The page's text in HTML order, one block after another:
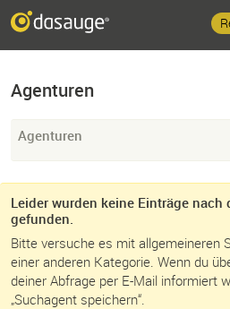
Agenturen
Agenturen
Leider wurden keine Einträge nach
gefunden.
Bitte versuche es mit allgemeineren
einer anderen Kategorie. Wenn du
deiner Abfrage per E-Mail informiert
„Suchagent speichern“.